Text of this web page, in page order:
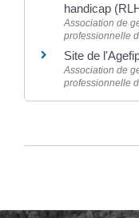
handicap
Association de
professionnelle
Site de
Association de
professionnelle